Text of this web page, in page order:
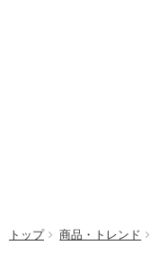
トップ 商品・トレンド